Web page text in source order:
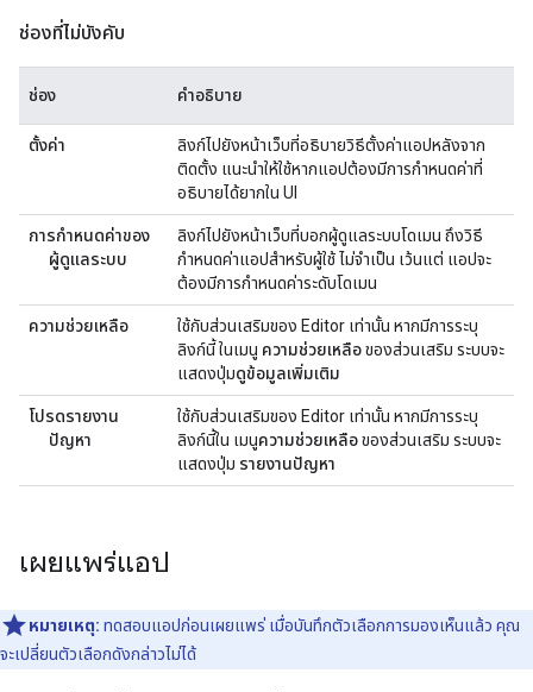
ช่องที่ไม่บังคับ
ช่อง คำอธิบาย
ตั้งค่า
ลิงก์ไปยังหน้าเว็บที่อธิบายวิธีตั้งค่าแอปหลังจาก
ติดตั้ง แนะนำให้ใช้หากแอปต้องมีการกำหนดค่าที่
อธิบายได้ยากใน UI
การกำหนดค่าของ
ผู้ดูแลระบบ
ลิงก์ไปยังหน้าเว็บที่บอกผู้ดูแลระบบโดเมน ถึงวิธี
กำหนดค่าแอปสำหรับผู้ใช้ ไม่จำเป็น เว้นแต่ แอปจะ
ต้องมีการกำหนดค่าระดับโดเมน
ความช่วยเหลือ
ใช้กับส่วนเสริมของ Editor เท่านั้น หากมีการระบุ
ลิงก์นี้ ในเมนู ความช่วยเหลือของส่วนเสริม ระบบจะ
แสดงปุ่มดูข้อมูลเพิ่มเติม
โปรดรายงาน
ปัญหา
ใช้กับส่วนเสริมของ Editor เท่านั้น หากมีการระบุ
ลิงก์นี้ใน เมนูความช่วยเหลือของส่วนเสริม ระบบจะ
แสดงปุ่ม รายงานปัญหา
เผยแพร่แอป
หมายเหตุ: ทดสอบแอปก่อนเผยแพร่ เมื่อบันทึกตัวเลือกการมองเห็นแล้ว คุณ
จะเปลี่ยนตัวเลือกดังกล่าวไม่ได้